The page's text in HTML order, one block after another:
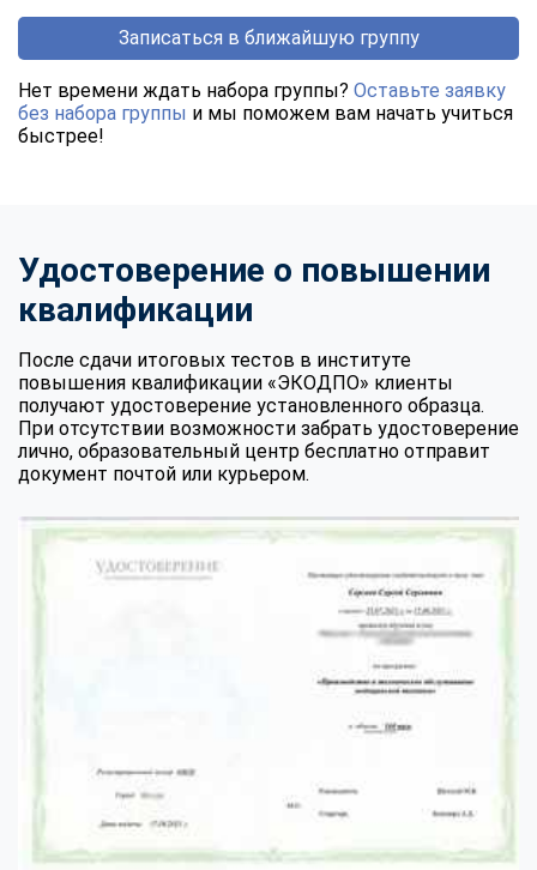
Записаться в ближайшую группу
Нет времени ждать набора группы? Оставьте заявку
без набора группы и мы поможем вам начать учиться
быстрее!
Удостоверение о повышении
квалификации
После сдачи итоговых тестов в институте
повышения квалификации «ЭКОДПО» клиенты
получают удостоверение установленного образца.
При отсутствии возможности забрать удостоверение
лично, образовательный центр бесплатно отправит
документ почтой или курьером.